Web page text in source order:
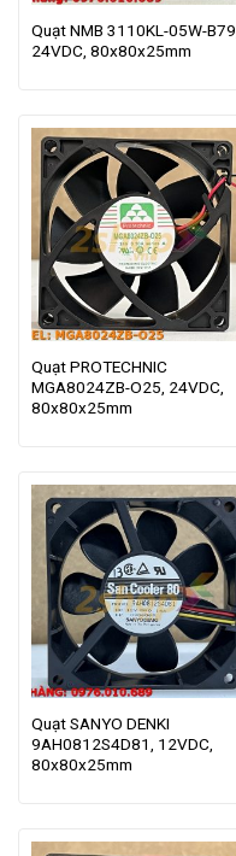
Quạt NMB 3110KL-05W-B79,
24VDC, 80x80x25mm
Quạt PROTECHNIC
MGA8024ZB-O25, 24VDC,
80x80x25mm
Quạt SANYO DENKI
9AH0812S4D81, 12VDC,
80x80x25mm